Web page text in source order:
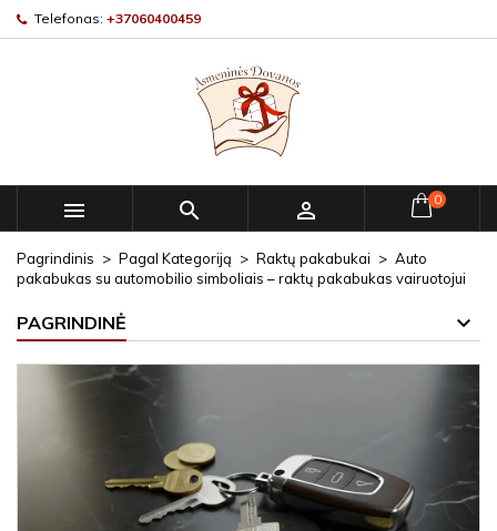
Telefonas: +37060400459
   0
Pagrindinis Pagal Kategoriją Raktų pakabukai
Auto
pakabukas su automobilio simboliais – raktų pakabukas vairuotojui
PAGRINDINĖ